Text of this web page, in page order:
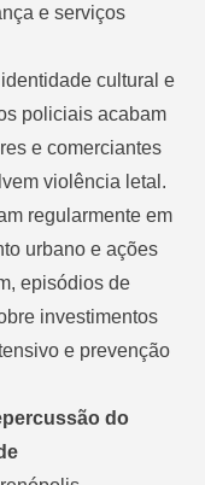
e serviços
cultural e
policiais acabam
e comerciantes
violência letal.
regularmente em
urbano e ações
episódios de
investimentos
e prevenção
do